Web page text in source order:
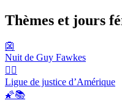
Thèmes et jours
👺
Nuit de Guy Fawkes
🦸‍♂️
Ligue de justice d’Amérique
🌠📚